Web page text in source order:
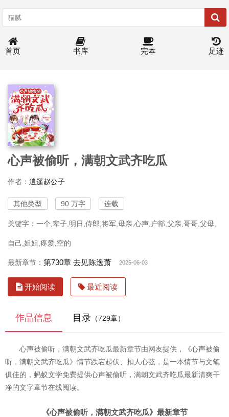
首页 书库 完本 足迹
心声被偷听，满朝文武齐吃瓜
作者： 逍遥赵公子
其他类型 90 万字 连载
关键字：一个,辈子,明日,侍郎,将军,母亲,心声,户部,父亲,哥哥,父母,
自己,姐姐,疼爱,空的
最新章节： 第730章 去见陈逸萧 2025-06-03
开始阅读 最近阅读
作品信息 目录 （729章）
心声被偷听，满朝文武齐吃瓜最新章节由网友提供，《心声被偷
听，满朝文武齐吃瓜》情节跌宕起伏、扣人心弦，是一本情节与文笔
俱佳的，蚂蚁文学免费提供心声被偷听，满朝文武齐吃瓜最新清爽干
净的文字章节在线阅读。
《心声被偷听，满朝文武齐吃瓜》最新章节